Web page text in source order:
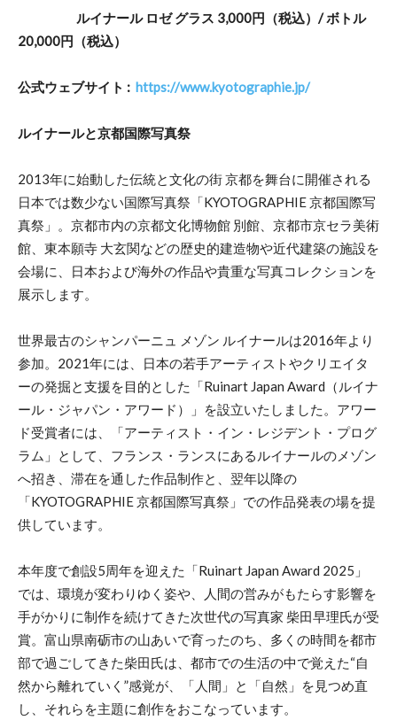
ルイナール ロゼ グラス 3,000円（税込）/ ボトル
20,000円（税込）
公式ウェブサイト : https://www.kyotographie.jp/
ルイナールと京都国際写真祭
2013年に始動した伝統と文化の街 京都を舞台に開催される
日本では数少ない国際写真祭「KYOTOGRAPHIE 京都国際写
真祭」。京都市内の京都文化博物館 別館、京都市京セラ美術
館、東本願寺 大玄関などの歴史的建造物や近代建築の施設を
会場に、日本および海外の作品や貴重な写真コレクションを
展示します。
世界最古のシャンパーニュ メゾン ルイナールは2016年より
参加。2021年には、日本の若手アーティストやクリエイタ
ーの発掘と支援を目的とした「Ruinart Japan Award（ルイナ
ール・ジャパン・アワード）」を設立いたしました。アワー
ド受賞者には、「アーティスト・イン・レジデント・プログ
ラム」として、フランス・ランスにあるルイナールのメゾン
へ招き、滞在を通した作品制作と、翌年以降の
「KYOTOGRAPHIE 京都国際写真祭」での作品発表の場を提
供しています。
本年度で創設5周年を迎えた「Ruinart Japan Award 2025」
では、環境が変わりゆく姿や、人間の営みがもたらす影響を
手がかりに制作を続けてきた次世代の写真家 柴田早理氏が受
賞。富山県南砺市の山あいで育ったのち、多くの時間を都市
部で過ごしてきた柴田氏は、都市での生活の中で覚えた“自
然から離れていく”感覚が、「人間」と「自然」を見つめ直
し、それらを主題に創作をおこなっています。